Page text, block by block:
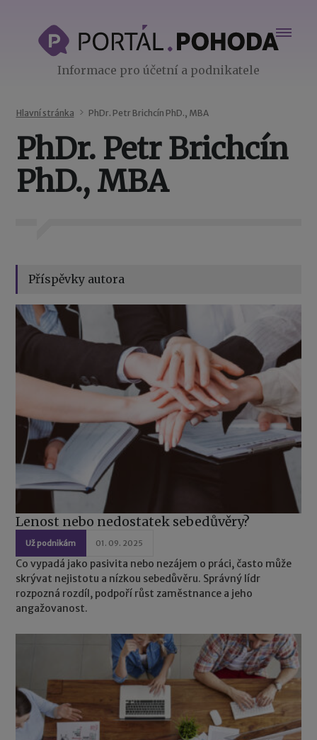
Informace pro účetní a podnikatele
Hlavní stránka PhDr. Petr Brichcín PhD., MBA
PhDr. Petr Brichcín
PhD., MBA
Příspěvky autora
Lenost nebo nedostatek sebedůvěry?
Už podnikám 01. 09. 2025
Co vypadá jako pasivita nebo nezájem o práci, často může
skrývat nejistotu a nízkou sebedůvěru. Správný lídr
rozpozná rozdíl, podpoří růst zaměstnance a jeho
angažovanost.